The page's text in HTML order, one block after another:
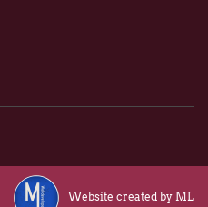
Website created by ML